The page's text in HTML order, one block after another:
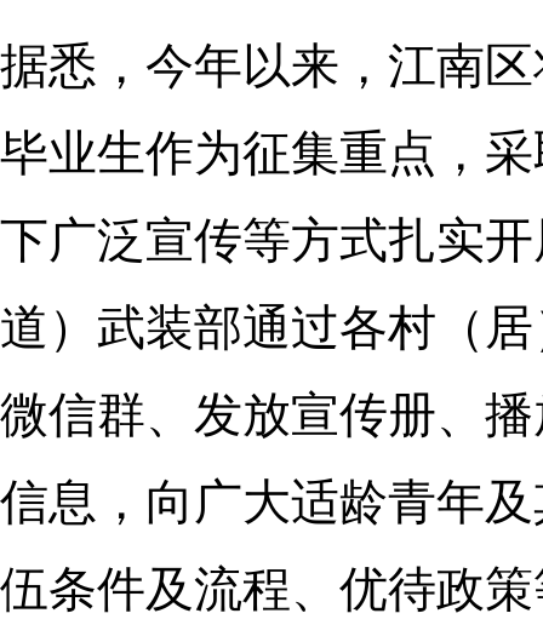
据悉，今年以来，江南
毕业生作为征集重点，
下广泛宣传等方式扎实
道）武装部通过各村（
微信群、发放宣传册、
信息，向广大适龄青年
伍条件及流程、优待政